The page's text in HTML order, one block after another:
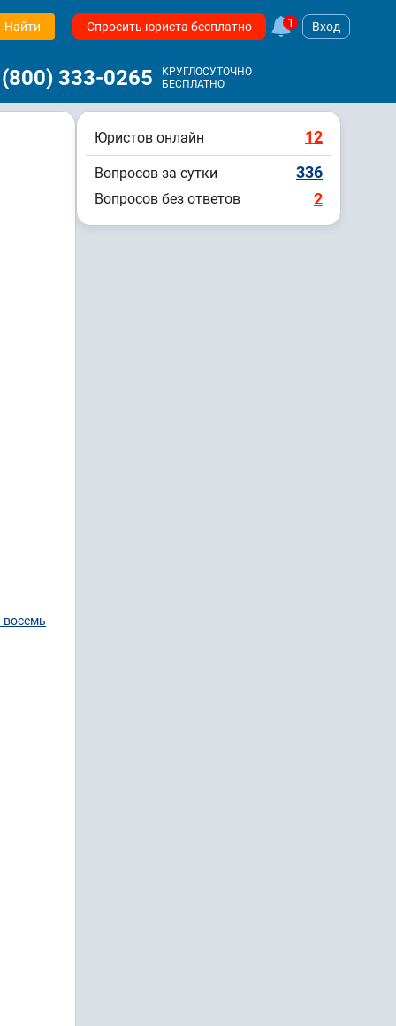
Найти Спросить юриста бесплатно 1 Вход
333-0265
КРУГЛОСУТОЧНО
БЕСПЛАТНО
Юристов онлайн 12
Вопросов за сутки 336
Вопросов без ответов 2